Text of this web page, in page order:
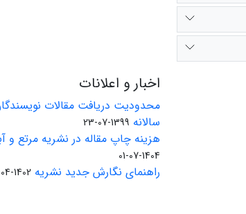
اخبار و اعلانات
محدودیت دریافت مقالات
سالانه 1399-07-23
هزینه چاپ مقاله در نشریه مرتع و
1404-07-01
راهنمای نگارش جدید نشریه 1402-04-22